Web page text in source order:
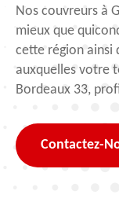
Nos couvreurs à
mieux que
cette région ainsi
auxquelles votre
Bordeaux 33,
Contactez-